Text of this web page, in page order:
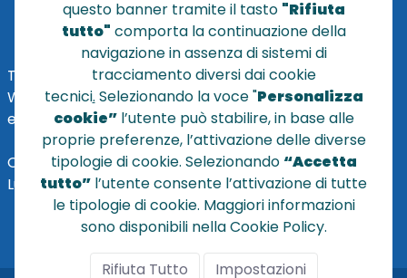
TEL
+39 051 320210
WHATSAPP: +39345 7201724
eMai
vendite@sistersbo.it
Orari Uffici:
Lun - Ven: 08:30 - 18:00
questo banner tramite il tasto "Rifiuta
tutto" comporta la continuazione della
navigazione in assenza di sistemi di
tracciamento diversi dai cookie
tecnici. Selezionando la voce "Personalizza
cookie”l’utente può stabilire, in base alle
proprie preferenze, l’attivazione delle diverse
tipologie di cookie. Selezionando “Accetta
tutto” l’utente consente l’attivazione di tutte
le tipologie di cookie. Maggiori informazioni
sono disponibili nella Cookie Policy.
Rifiuta Tutto Impostazioni